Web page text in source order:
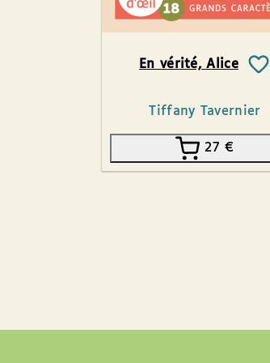
En vérité, Alice
Tiffany Tavernier
27€